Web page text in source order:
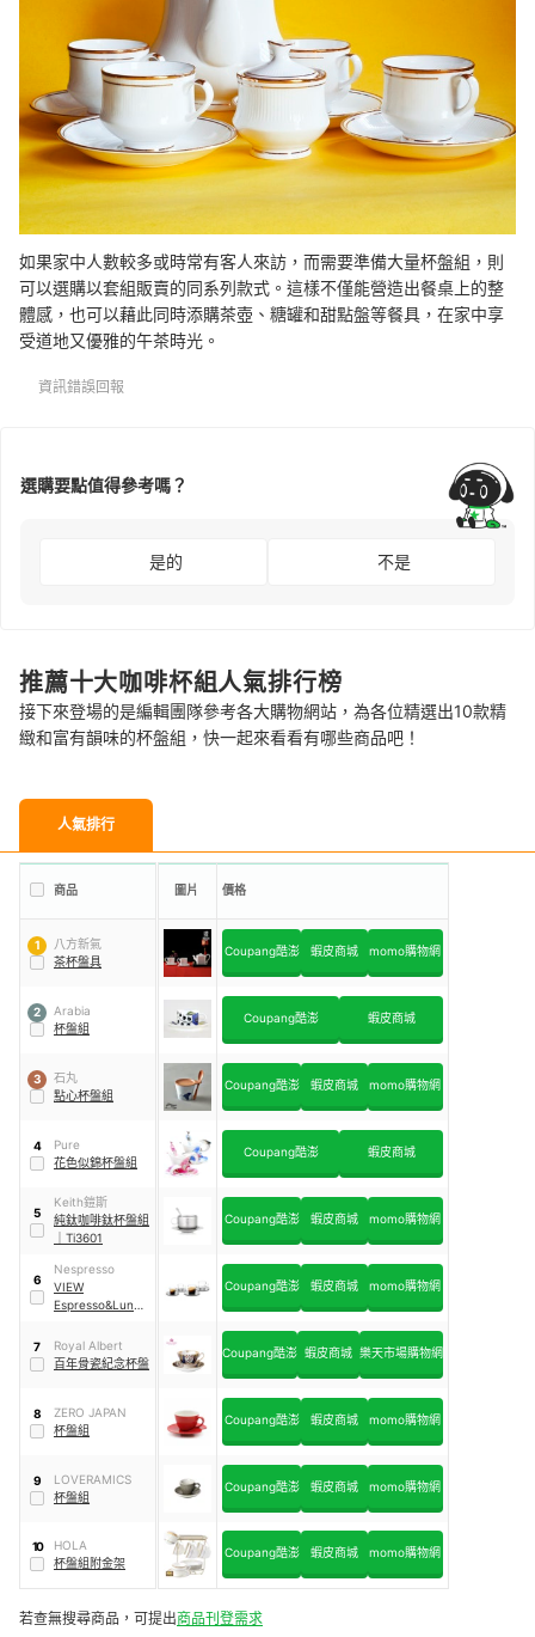
如果家中人數較多或時常有客人來訪，而需要準備大量杯盤組，則
可以選購以套組販賣的同系列款式。這樣不僅能營造出餐桌上的整
體感，也可以藉此同時添購茶壺、糖罐和甜點盤等餐具，在家中享
受道地又優雅的午茶時光。
資訊錯誤回報
選購要點值得參考嗎？
是的 不是
推薦十大咖啡杯組人氣排行榜
接下來登場的是編輯團隊參考各大購物網站，為各位精選出10款精
緻和富有韻味的杯盤組，快一起來看看有哪些商品吧！
人氣排行
商品 圖片 價格
1
八方新氣
茶杯盤具
Coupang酷澎 蝦皮商城 momo購物網
2
Arabia
杯盤組
Coupang酷澎 蝦皮商城
3
石丸
點心杯盤組
Coupang酷澎 蝦皮商城 momo購物網
4
Pure
花色似錦杯盤組
Coupang酷澎 蝦皮商城
5
Keith鎧斯
純鈦咖啡鈦杯盤組
Ti3601
Coupang酷澎 蝦皮商城 momo購物網
6
Nespresso
VIEW
Espresso&Lungo
Coupang酷澎 蝦皮商城 momo購物網
7
Royal Albert
百年骨瓷紀念杯盤
Coupang酷澎 蝦皮商城 樂天市場購物網
8
ZERO JAPAN
杯盤組
Coupang酷澎 蝦皮商城 momo購物網
9
LOVERAMICS
杯盤組
Coupang酷澎 蝦皮商城 momo購物網
10
HOLA
杯盤組附金架
Coupang酷澎 蝦皮商城 momo購物網
若查無搜尋商品，可提出商品刊登需求